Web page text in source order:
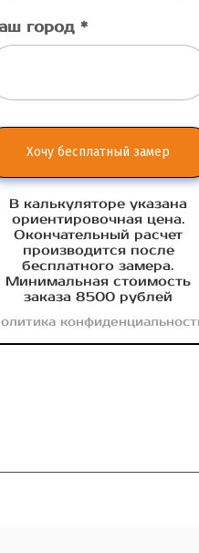
город *
Хочу бесплатный замер
В калькуляторе указана
ориентировочная цена.
Окончательный расчет
производится после
бесплатного замера.
Минимальная стоимость
заказа 8500 рублей